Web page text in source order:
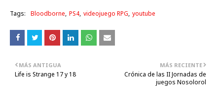
Tags: Bloodborne PS4 videojuego RPG youtube
MÁS RECIENTE
Crónica de las II Jornadas de
juegos Nosolorol
MÁS ANTIGUA
Life is Strange 17 y 18